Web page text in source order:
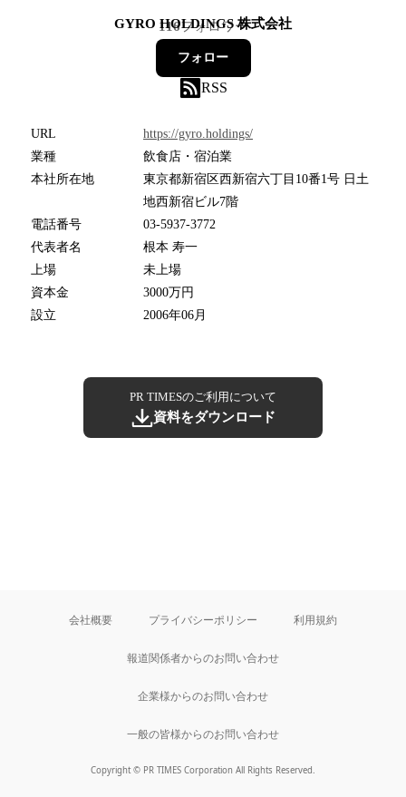
GYRO HOLDINGS 株式会社
116フォロワー
フォロー
RSS
URL
https://gyro.holdings/
業種
飲食店・宿泊業
本社所在地
東京都新宿区西新宿六丁目10番1号 日土
地西新宿ビル7階
電話番号
03-5937-3772
代表者名
根本 寿一
上場
未上場
資本金
3000万円
設立
2006年06月
PR TIMESのご利用について
資料をダウンロード
会社概要 プライバシーポリシー 利用規約
報道関係者からのお問い合わせ
企業様からのお問い合わせ
一般の皆様からのお問い合わせ
Copyright © PR TIMES Corporation All Rights Reserved.